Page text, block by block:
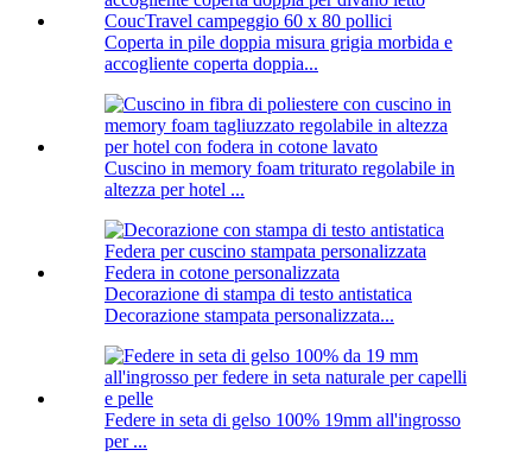
Coperta in pile doppia misura grigia morbida e
accogliente coperta doppia...
Cuscino in memory foam triturato regolabile in
altezza per hotel ...
Decorazione di stampa di testo antistatica
Decorazione stampata personalizzata...
Federe in seta di gelso 100% 19mm all'ingrosso
per ...